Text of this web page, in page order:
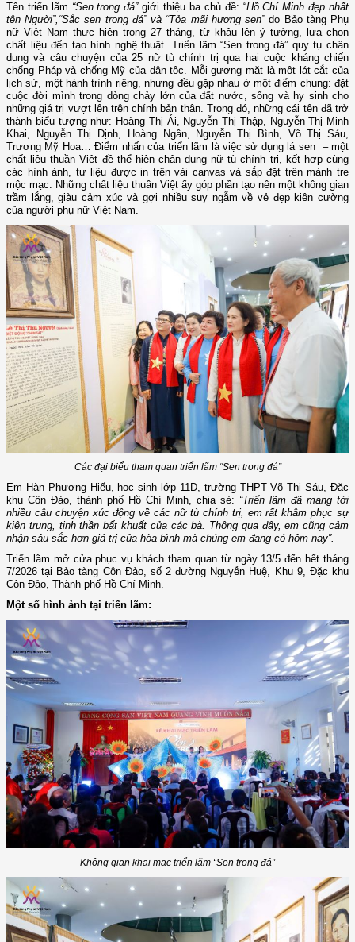
Tên triển lãm “Sen trong đá”giới thiệu ba chủ đề: “Hồ Chí Minh đẹp nhất
tên Người”,“Sắc sen trong đá” và “Tỏa mãi hương sen”do Bảo tàng Phụ
nữ Việt Nam thực hiện trong 27 tháng, từ khâu lên ý tưởng, lựa chọn
chất liệu đến tạo hình nghệ thuật. Triển lãm “Sen trong đá” quy tụ chân
dung và câu chuyện của 25 nữ tù chính trị qua hai cuộc kháng chiến
chống Pháp và chống Mỹ của dân tộc. Mỗi gương mặt là một lát cắt của
lịch sử, một hành trình riêng, nhưng đều gặp nhau ở một điểm chung: đặt
cuộc đời mình trong dòng chảy lớn của đất nước, sống và hy sinh cho
những giá trị vượt lên trên chính bản thân. Trong đó, những cái tên đã trở
thành biểu tượng như: Hoàng Thị Ái, Nguyễn Thị Thập, Nguyễn Thị Minh
Khai, Nguyễn Thị Định, Hoàng Ngân, Nguyễn Thị Bình, Võ Thị Sáu,
Trương Mỹ Hoa… Điểm nhấn của triển lãm là việc sử dụng lá sen – một
chất liệu thuần Việt đề thể hiện chân dung nữ tù chính trị, kết hợp cùng
các hình ảnh, tư liệu được in trên vải canvas và sắp đặt trên mành tre
mộc mạc. Những chất liệu thuần Việt ấy góp phần tạo nên một không gian
trầm lắng, giàu cảm xúc và gợi nhiều suy ngẫm về vẻ đẹp kiên cường
của người phụ nữ Việt Nam.
Các đại biểu tham quan triển lãm “Sen trong đá”
Em Hàn Phương Hiếu, học sinh lớp 11D, trường THPT Võ Thị Sáu, Đặc
khu Côn Đảo, thành phố Hồ Chí Minh, chia sẻ: “Triển lãm đã mang tới
nhiều câu chuyện xúc động về các nữ tù chính trị, em rất khâm phục sự
kiên trung, tinh thần bất khuất của các bà. Thông qua đây, em cũng cảm
nhận sâu sắc hơn giá trị của hòa bình mà chúng em đang có hôm nay”.
Triển lãm mở cửa phục vụ khách tham quan từ ngày 13/5 đến hết tháng
7/2026 tại Bảo tàng Côn Đảo, số 2 đường Nguyễn Huệ, Khu 9, Đặc khu
Côn Đảo, Thành phố Hồ Chí Minh.
Một số hình ảnh tại triển lãm:
Không gian khai mạc triển lãm “Sen trong đá”